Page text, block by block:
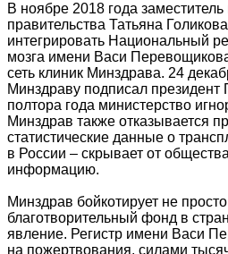
В ноябре 2018 года заместитель
правительства Татьяна
интегрировать Национальный
мозга имени Васи
сеть клиник Минздрава. 24
Минздраву подписал президент
полтора года министерство
Минздрав также отказывается
статистические данные о
в России – скрывает от
информацию.
Минздрав бойкотирует не
благотворительный фонд в
явление. Регистр имени Васи
на пожертвования, силами